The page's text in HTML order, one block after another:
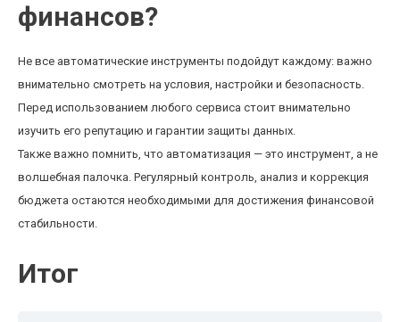
финансов?
Не все автоматические инструменты подойдут каждому: важно
внимательно смотреть на условия, настройки и безопасность.
Перед использованием любого сервиса стоит внимательно
изучить его репутацию и гарантии защиты данных.
Также важно помнить, что автоматизация — это инструмент, а не
волшебная палочка. Регулярный контроль, анализ и коррекция
бюджета остаются необходимыми для достижения финансовой
стабильности.
Итог